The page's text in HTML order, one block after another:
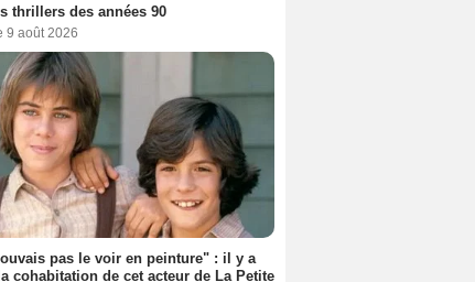
thrillers des années 90
9 août 2026
pas le voir en peinture" : il y a
cohabitation de cet acteur de La Petite